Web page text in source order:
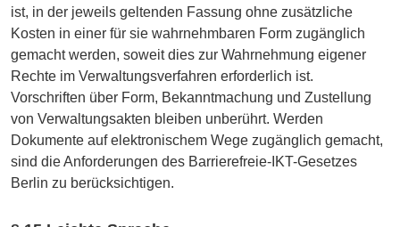
ist, in der jeweils geltenden Fassung ohne zusätzliche
Kosten in einer für sie wahrnehmbaren Form zugänglich
gemacht werden, soweit dies zur Wahrnehmung eigener
Rechte im Verwaltungsverfahren erforderlich ist.
Vorschriften über Form, Bekanntmachung und Zustellung
von Verwaltungsakten bleiben unberührt. Werden
Dokumente auf elektronischem Wege zugänglich gemacht,
sind die Anforderungen des Barrierefreie-IKT-Gesetzes
Berlin zu berücksichtigen.